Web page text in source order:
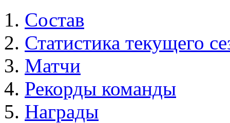
Состав
Статистика текущего
Матчи
Рекорды команды
Награды